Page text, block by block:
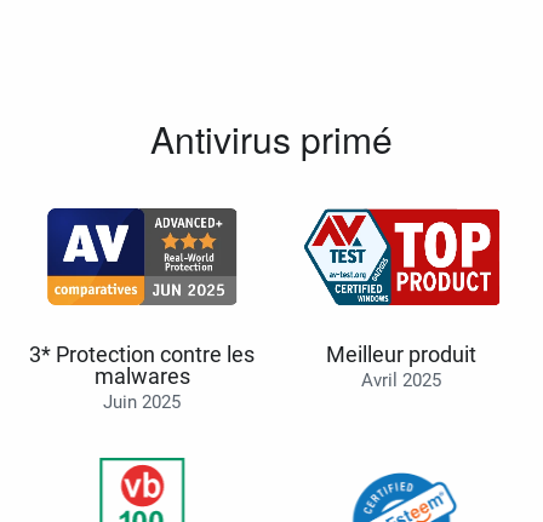
Antivirus primé
3* Protection contre les
malwares
Juin 2025
Meilleur produit
Avril 2025